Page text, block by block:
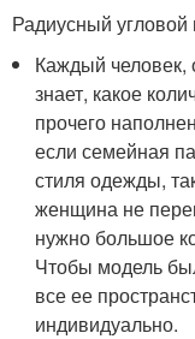
Радиусный
Каждый человек,
знает, какое
прочего
если семейная
стиля одежды,
женщина не
нужно большое
Чтобы модель
все ее
индивидуально.